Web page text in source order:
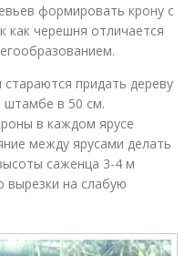
формировать крону с
как черешня отличается
придать дереву
штамбе в 50 см.
в каждом ярусе
между ярусами делать
саженца 3-4 м
на слабую